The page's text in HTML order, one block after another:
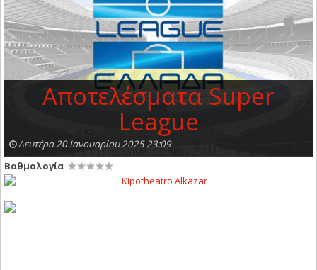
Αποτελέσματα Super
League
Δευτέρα 20 Ιανουαρίου 2025 23:09
Βαθμολογία